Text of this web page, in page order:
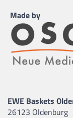
Made by
EWE Baskets
26123 Oldenburg